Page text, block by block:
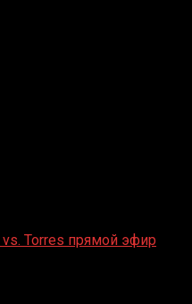
Torres прямой эфир